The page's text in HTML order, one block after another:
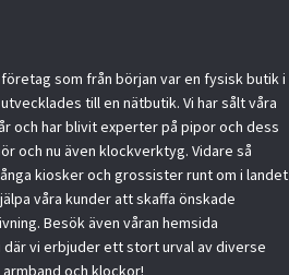
som från början var en fysisk butik i
till en nätbutik. Vi har sålt våra
och har blivit experter på pipor och dess
och nu även klockverktyg. Vidare så
kiosker och grossister runt om i landet
våra kunder att skaffa önskade
Besök även våran hemsida
vi erbjuder ett stort urval av diverse
och klockor!